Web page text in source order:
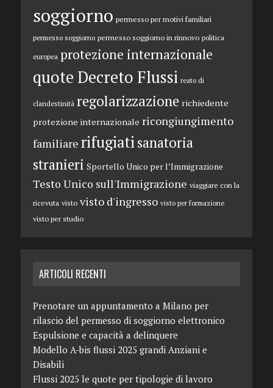
soggiorno permesso per motivi familiari
permesso soggiorno permesso soggiorno in rinnovo politica
europea protezione internazionale
quote Decreto Flussi reato di
clandestinità regolarizzazione richiedente
protezione internazionale ricongiungimento
familiare rifugiatisanatoria
stranieri Sportello Unico per l’Immigrazione
Testo Unico sull'Immigrazione viaggiare con la
ricevuta visto visto d'ingresso visto per formazione
visto per studio
ARTICOLI RECENTI
Prenotare un appuntamento a Milano per
rilascio del permesso di soggiorno elettronico
Espulsione e capacità a delinquere
Modello A-bis flussi 2025 grandi Anziani e
Disabili
Flussi 2025 le quote per tipologie di lavoro